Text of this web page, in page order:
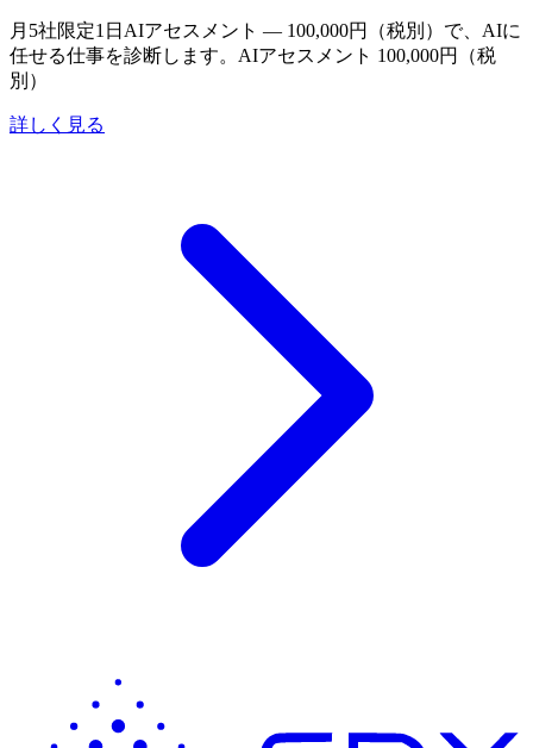
月5社限定1日AIアセスメント — 100,000円（税別）で、AIに
任せる仕事を診断します。 AIアセスメント 100,000円（税
別）
詳しく見る